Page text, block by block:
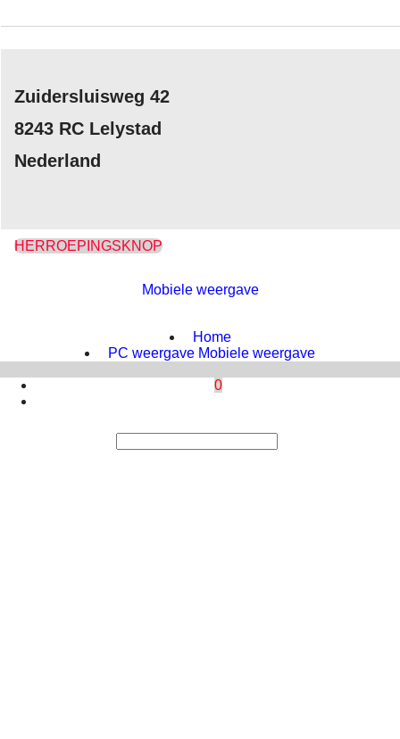
Zuidersluisweg 42
8243 RC Lelystad
Nederland
HERROEPINGSKNOP
Mobiele weergave
Home
PC weergave Mobiele weergave
0